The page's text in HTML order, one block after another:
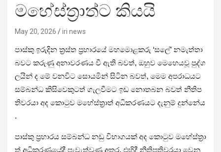
මහේස්ත්‍රාත්ට කියයි
May 20, 2026 iri news
පාස්කු ඉරුදින ත්‍රස්ත ප්‍රහාරයේ මහමොළකරු ‘සලේ’ නමැත්තා
බවට කරුණු අනාවරණය වී ඇති බවත්, ඔහුව මෙහෙයවූ පුද්ග
ලයින් ද මේ වනවිට සොයමින් සිටින බවත්, මෙම අපරාධයට
සම්බන්ධ කිසිවෙකුටත් ගැලවීමට ඉඩ නොතබන බවත් නීතිප
තිවරයා අද කොටුව මහේස්ත්‍රාත් අධිකරණයට දැනුම් දුන්නේය
.
පාස්කු ප්‍රහාරය සම්බන්ධ නඩු විභාගයක් අද කොටුව මහේස්ත්‍රා
ත් අධිකරණයේදී පැවැත්වුණු අතර, එහිදී නීතිපතිවරයා වෙනු